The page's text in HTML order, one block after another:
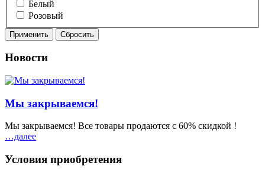
Белый
Розовый
Новости
Мы закрываемся!
Мы закрываемся! Все товары продаются с 60% скидкой !
…далeе
Условия приобретения